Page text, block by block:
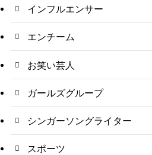
インフルエンサー
エンチーム
お笑い芸人
ガールズグループ
シンガーソングライター
スポーツ